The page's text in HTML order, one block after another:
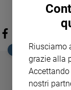
EDICOLA SAN
GBABY
Riusciamo
grazie alla
nostri